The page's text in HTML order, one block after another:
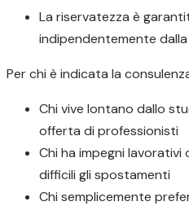
La riservatezza è
indipendentemente
Per chi è indicata la
Chi vive lontano dallo
offerta di professionisti
Chi ha impegni lavorativi
difficili gli spostamenti
Chi semplicemente